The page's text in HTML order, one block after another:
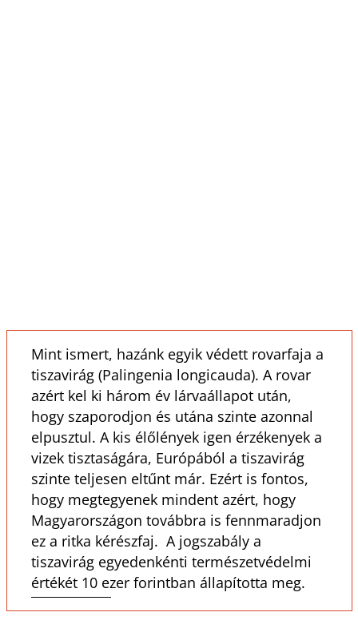
Mint ismert, hazánk egyik védett rovarfaja a
tiszavirág (Palingenia longicauda). A rovar
azért kel ki három év lárvaállapot után,
hogy szaporodjon és utána szinte azonnal
elpusztul. A kis élőlények igen érzékenyek a
vizek tisztaságára, Európából a tiszavirág
szinte teljesen eltűnt már. Ezért is fontos,
hogy megtegyenek mindent azért, hogy
Magyarországon továbbra is fennmaradjon
ez a ritka kérészfaj. A jogszabály a
tiszavirág egyedenkénti természetvédelmi
értékét 10 ezer forintban állapította meg.